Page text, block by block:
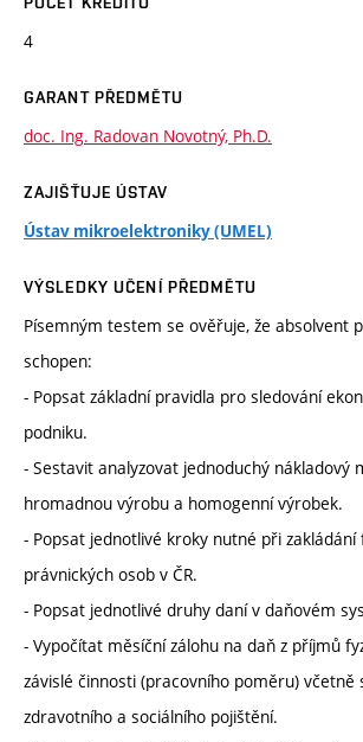
4
GARANT PŘEDMĚTU
doc. Ing. Radovan Novotný, Ph.D.
ZAJIŠŤUJE ÚSTAV
Ústav mikroelektroniky (UMEL)
VÝSLEDKY UČENÍ PŘEDMĚTU
Písemným testem se ověřuje, že absolvent
schopen:
- Popsat základní pravidla pro sledování
podniku.
- Sestavit analyzovat jednoduchý nákladový
hromadnou výrobu a homogenní výrobek.
- Popsat jednotlivé kroky nutné při
právnických osob v ČR.
- Popsat jednotlivé druhy daní v daňovém
- Vypočítat měsíční zálohu na daň z příjmů
závislé činnosti (pracovního poměru) včetně
zdravotního a sociálního pojištění.